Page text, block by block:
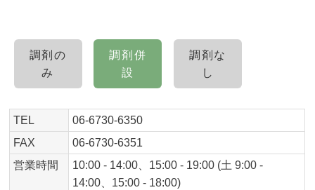
調剤の
み
調剤併
設
調剤な
し
TEL
06-6730-6350
FAX
06-6730-6351
営業時間
10:00 - 14:00、15:00 - 19:00 (土 9:00 -
14:00、15:00 - 18:00)